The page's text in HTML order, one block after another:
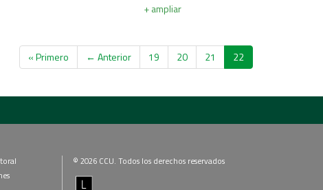
+ ampliar
« Primero ← Anterior 19 20 21 22
© 2026 CCU. Todos los derechos reservados